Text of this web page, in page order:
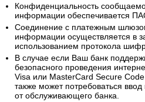
Конфиденциальность
информации обеспечивается
Соединение с платежным
информации осуществляется в
использованием протокола
В случае если Ваш банк
безопасного проведения
Visa или MasterCard Secure
также может потребоваться
от обслуживающего банка.